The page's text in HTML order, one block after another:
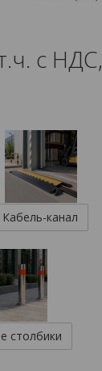
с НДС,
Кабель-канал
столбики